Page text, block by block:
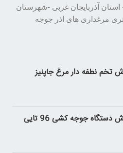
آذربایجان غربی -شهرستان
مرغداری های اذر جوجه
تخم نطفه دار مرغ جاپنیز
خرید و فروش دستگاه جوجه کشی 96 تایی